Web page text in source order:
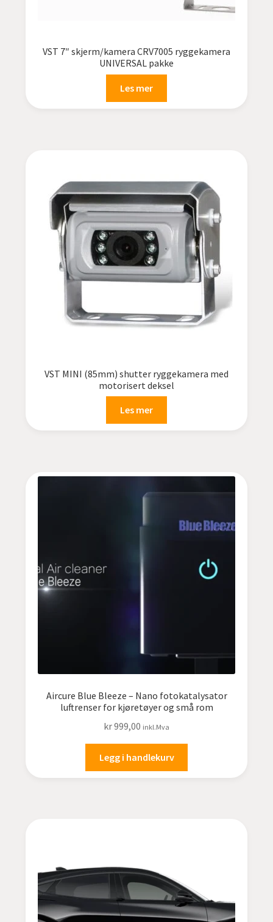
VST 7″ skjerm/kamera CRV7005 ryggekamera
UNIVERSAL pakke
Les mer
VST MINI (85mm) shutter ryggekamera med
motorisert deksel
Les mer
Aircure Blue Bleeze – Nano fotokatalysator
luftrenser for kjøretøyer og små rom
kr999,00 inkl.Mva
Legg i handlekurv